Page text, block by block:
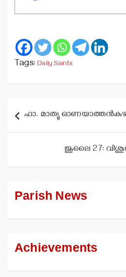
Tags: Daily Saints
navigation
ഫാ. മാത്യു
ജൂലൈ 27:
Parish News
Achievements